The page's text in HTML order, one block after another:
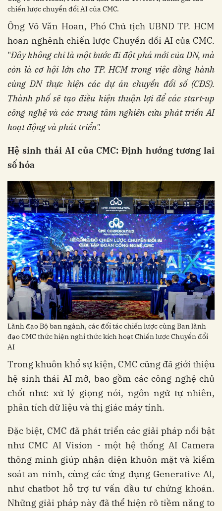
chiến lược chuyển đổi AI của CMC.
Ông Võ Văn Hoan, Phó Chủ tịch UBND TP. HCM
hoan nghênh chiến lược Chuyển đổi AI của CMC.
"Đây không chỉ là một bước đi đột phá mới của DN, mà
còn là cơ hội lớn cho TP. HCM trong việc đồng hành
cùng DN thực hiện các dự án chuyển đổi số (CĐS).
Thành phố sẽ tạo điều kiện thuận lợi để các start-up
công nghệ và các trung tâm nghiên cứu phát triển AI
hoạt động và phát triển".
Hệ sinh thái AI của CMC: Định hướng tương lai
số hóa
Lãnh đạo Bộ ban ngành, các đối tác chiến lược cùng Ban lãnh
đạo CMC thức hiện nghi thức kích hoạt Chiến lược Chuyển đổi
AI
Trong khuôn khổ sự kiện, CMC cũng đã giới thiệu
hệ sinh thái AI mở, bao gồm các công nghệ chủ
chốt như: xử lý giọng nói, ngôn ngữ tự nhiên,
phân tích dữ liệu và thị giác máy tính.
Đặc biệt, CMC đã phát triển các giải pháp nổi bật
như CMC AI Vision - một hệ thống AI Camera
thông minh giúp nhận diện khuôn mặt và kiểm
soát an ninh, cùng các ứng dụng Generative AI,
như chatbot hỗ trợ tư vấn đầu tư chứng khoán.
Những giải pháp này đã thể hiện rõ tiềm năng to